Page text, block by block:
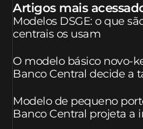
Artigos mais
Modelos DSGE: o que
centrais os usam
O modelo básico novo-
Banco Central decide a
Modelo de pequeno
Banco Central projeta a